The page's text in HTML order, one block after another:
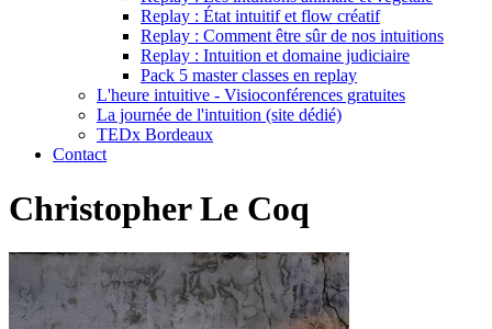
Replay : État intuitif et flow créatif
Replay : Comment être sûr de nos intuitions
Replay : Intuition et domaine judiciaire
Pack 5 master classes en replay
L'heure intuitive - Visioconférences gratuites
La journée de l'intuition (site dédié)
TEDx Bordeaux
Contact
Christopher Le Coq